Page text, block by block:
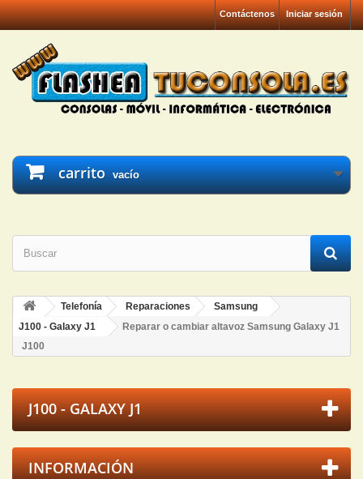
Iniciar sesión
Contáctenos
carrito vacío
Telefonía Reparaciones
Samsung
J100 - Galaxy J1
Reparar o cambiar altavoz Samsung Galaxy J1
J100
J100 - GALAXY J1
INFORMACIÓN